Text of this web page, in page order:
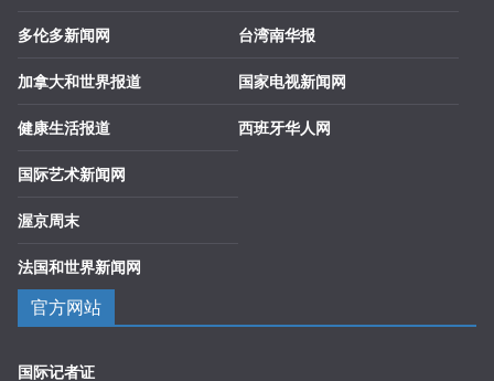
多伦多新闻网
加拿大和世界报道
健康生活报道
国际艺术新闻网
渥京周末
法国和世界新闻网
台湾南华报
国家电视新闻网
西班牙华人网
官方网站
国际记者证